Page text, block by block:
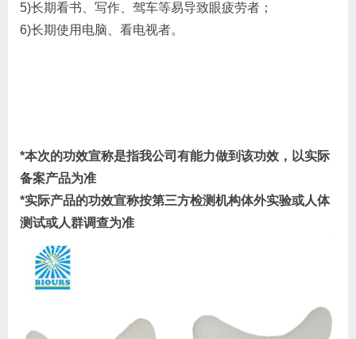
5)长期看书、写作、驾车等易导致眼疲劳者；
6)长期使用电脑、看电视者。
*本次的功效宣称是指我公司有能力做到该功效，以实际
备案产品为准
*实际产品的功效宣称按第三方检测机构体外实验或人体
测试或人群调查为准